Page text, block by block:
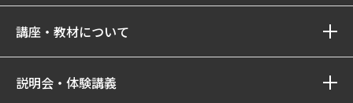
講座・教材について
説明会・体験講義